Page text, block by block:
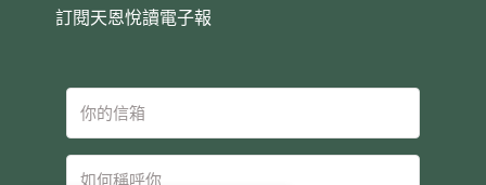
訂閱天恩悅讀電子報